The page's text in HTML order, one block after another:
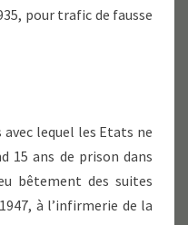
pour trafic de fausse
avec lequel les Etats ne
15 ans de prison dans
bêtement des suites
à l’infirmerie de la